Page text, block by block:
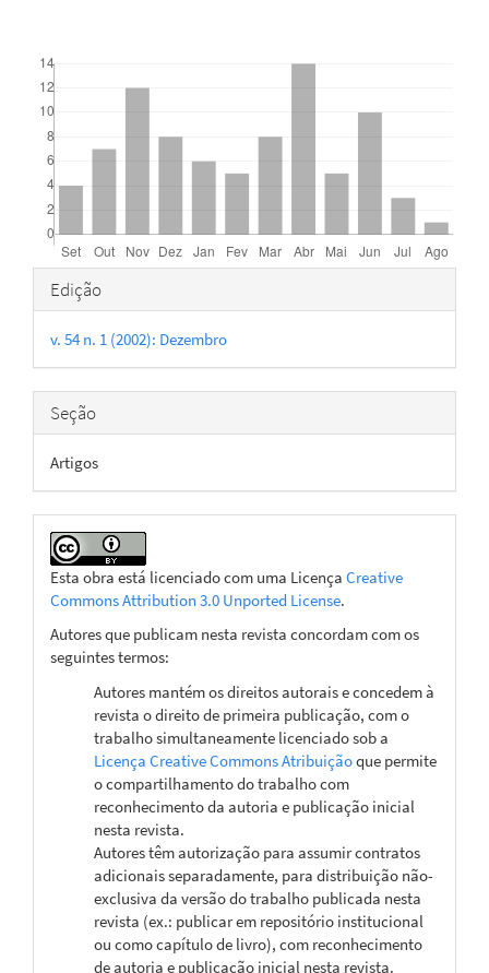
Detalhes
do
artigo
Edição
v. 54 n. 1 (2002): Dezembro
Seção
Artigos
Esta obra está licenciado com uma Licença Creative
Commons Attribution 3.0 Unported License.
Autores que publicam nesta revista concordam com os
seguintes termos:
Autores mantém os direitos autorais e concedem à
revista o direito de primeira publicação, com o
trabalho simultaneamente licenciado sob a
Licença Creative Commons Atribuiçãoque permite
o compartilhamento do trabalho com
reconhecimento da autoria e publicação inicial
nesta revista.
Autores têm autorização para assumir contratos
adicionais separadamente, para distribuição não-
exclusiva da versão do trabalho publicada nesta
revista (ex.: publicar em repositório institucional
ou como capítulo de livro), com reconhecimento
de autoria e publicação inicial nesta revista.